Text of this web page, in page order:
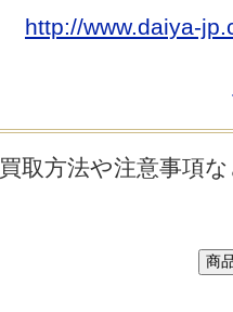
http://www.daiya-
買取方法や注意事項